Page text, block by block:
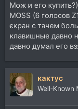
Мож и его
MOSS (6 голосов
єкран с тачем
клавишные давно
давно думал его
кактус
Well-Known